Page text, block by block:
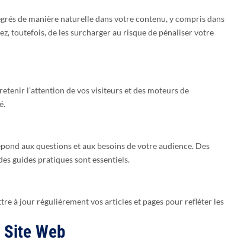
de manière naturelle dans votre contenu, y compris dans
toutefois, de les surcharger au risque de pénaliser votre
l’attention de vos visiteurs et des moteurs de
aux questions et aux besoins de votre audience. Des
guides pratiques sont essentiels.
à jour régulièrement vos articles et pages pour refléter les
Web